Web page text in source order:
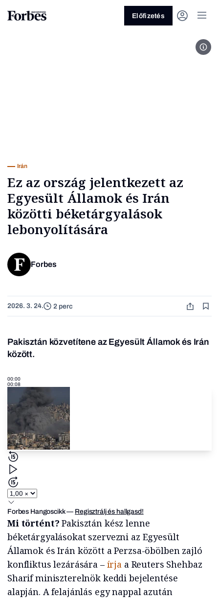
Előfizetés
Irán
Ez az ország jelentkezett az
Egyesült Államok és Irán
közötti béketárgyalások
lebonyolítására
Forbes
2026. 3. 24. 2 perc
Pakisztán közvetítene az Egyesült Államok és Irán
között.
00:00
00:08
Forbes Hangoscikk— Regisztrálj és hallgasd!
Mi történt?Pakisztán kész lenne
béketárgyalásokat szervezni az Egyesült
Államok és Irán között a Perzsa-öbölben zajló
konfliktus lezárására – írjaa Reuters Shehbaz
Sharif miniszterelnök keddi bejelentése
alapján. A felajánlás egy nappal azután